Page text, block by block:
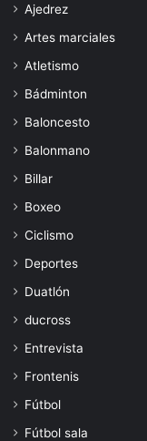
Ajedrez
Artes marciales
Atletismo
Bádminton
Baloncesto
Balonmano
Billar
Boxeo
Ciclismo
Deportes
Duatlón
ducross
Entrevista
Frontenis
Fútbol
Fútbol sala